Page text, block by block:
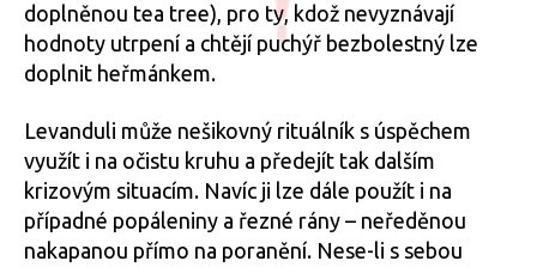
doplněnou tea tree), pro ty, kdož nevyznávají
hodnoty utrpení a chtějí puchýř bezbolestný lze
doplnit heřmánkem.
Levanduli může nešikovný rituálník s úspěchem
využít i na očistu kruhu a předejít tak dalším
krizovým situacím. Navíc ji lze dále použít i na
případné popáleniny a řezné rány – neředěnou
nakapanou přímo na poranění. Nese-li s sebou